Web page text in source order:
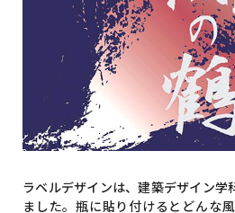
ラベルデザインは、建築デザイン学
ました。瓶に貼り付けるとどんな